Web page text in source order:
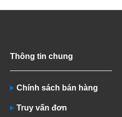
Thông tin chung
Chính sách bán hàng
Truy vấn đơn